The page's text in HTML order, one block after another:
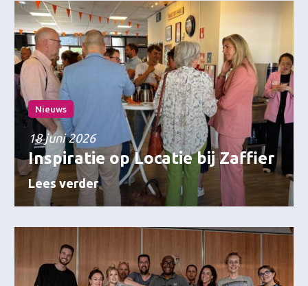
Nieuws
18 juni 2026
Inspiratie op Locatie bij Zaffier
Lees verder